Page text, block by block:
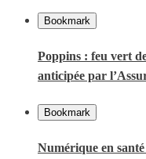
Bookmark
Poppins : feu vert
anticipée par
Bookmark
Numérique en